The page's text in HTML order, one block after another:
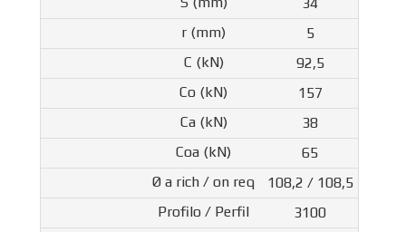
5
92,5
157
38
65
108,2 / 108,5
3100